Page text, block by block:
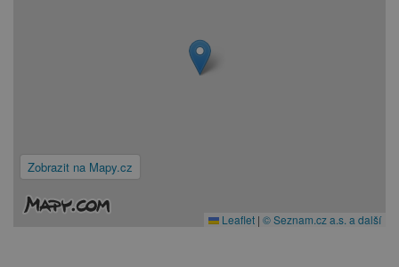
Zobrazit na Mapy.cz
Leaflet | © Seznam.cz a.s. a další